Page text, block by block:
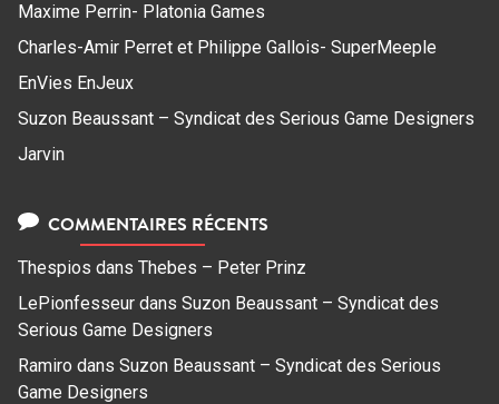
Maxime Perrin- Platonia Games
Charles-Amir Perret et Philippe Gallois- SuperMeeple
EnVies EnJeux
Suzon Beaussant – Syndicat des Serious Game Designers
Jarvin
COMMENTAIRES RÉCENTS
Thespios dans Thebes – Peter Prinz
LePionfesseur dans Suzon Beaussant – Syndicat des
Serious Game Designers
Ramiro dans Suzon Beaussant – Syndicat des Serious
Game Designers